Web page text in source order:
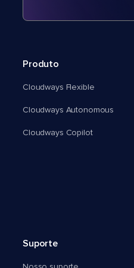
Produto
Cloudways Flexible
Cloudways Autonomous
Cloudways Copilot
Suporte